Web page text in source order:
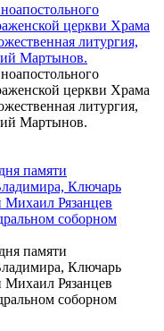
церкви Храма
литургия,
Мартынов.
церкви Храма
литургия,
Мартынов.
памяти
Ключарь
Михаил Рязанцев
соборном
памяти
Ключарь
Михаил Рязанцев
соборном